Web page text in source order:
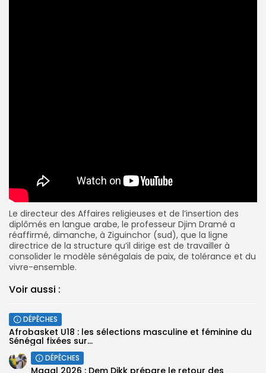
Le directeur des Affaires religieuses et de l’insertion des
diplômés en langue arabe, le professeur Djim Dramé a
réaffirmé, dimanche, à Ziguinchor (sud), que la ligne
directrice de la structure qu’il dirige est de travailler à
consolider le modèle sénégalais de paix, de tolérance et du
vivre-ensemble.
Voir aussi :
DÉPÊCHES
‎Afrobasket U18 : les sélections masculine et féminine du
Sénégal fixées sur...
DÉPÊCHES
Magal 2026 : Dem Dikk prépare le retour des